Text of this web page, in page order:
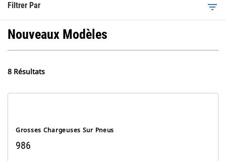
Filtrer Par filter_list
Nouveaux Modèles
8 Résultats
Grosses Chargeuses Sur Pneus
986